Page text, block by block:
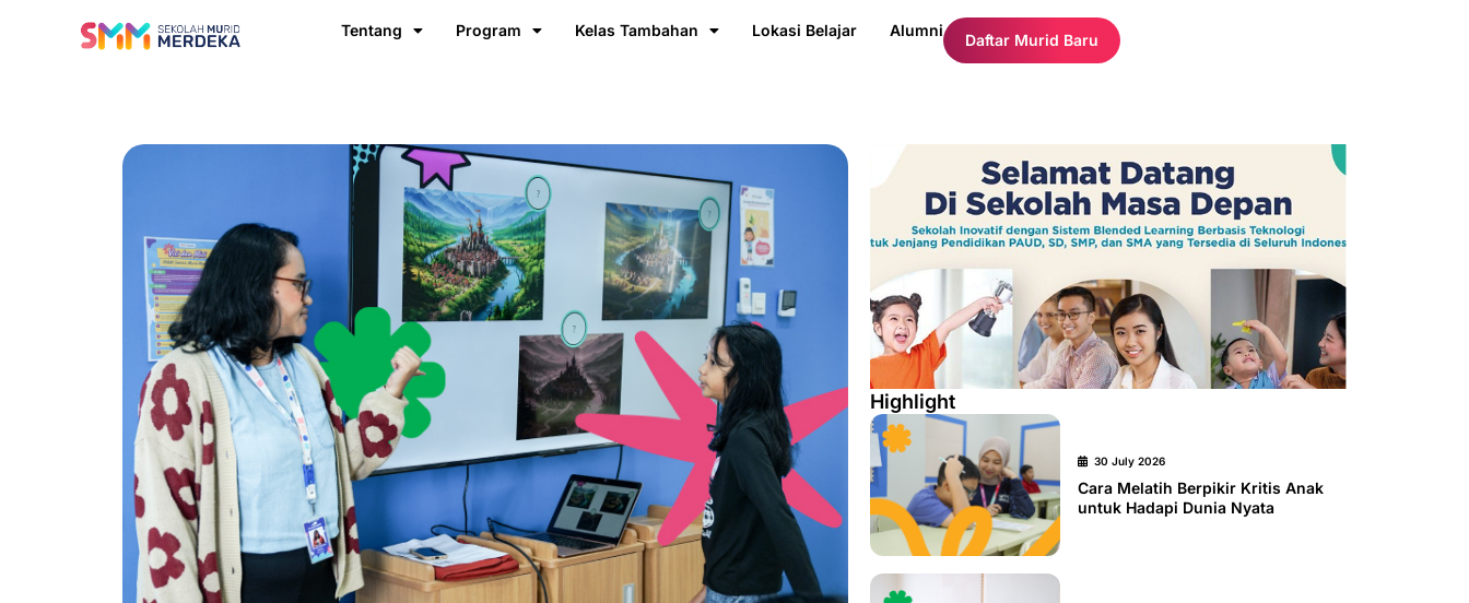
Tentang Program Kelas Tambahan Lokasi Belajar Alumni
Daftar Murid Baru
Highlight
Cara Melatih Berpikir Kritis Anak
untuk Hadapi Dunia Nyata
30 July 2026